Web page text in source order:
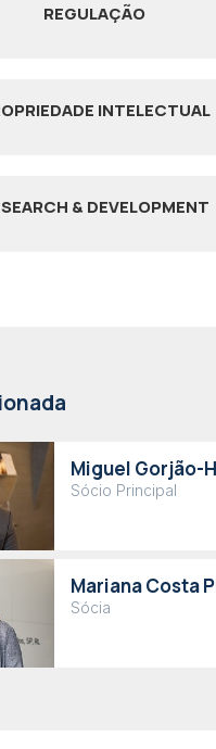
REGULAÇÃO
INTELECTUAL
& DEVELOPMENT
Miguel Gorjão-
Sócio Principal
Mariana Costa
Sócia